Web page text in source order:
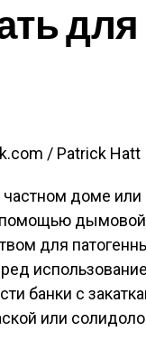
для
/ Patrick Hatt
частном доме
помощью
для
банки с
или